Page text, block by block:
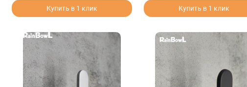
Купить в 1 клик Купить в 1 клик